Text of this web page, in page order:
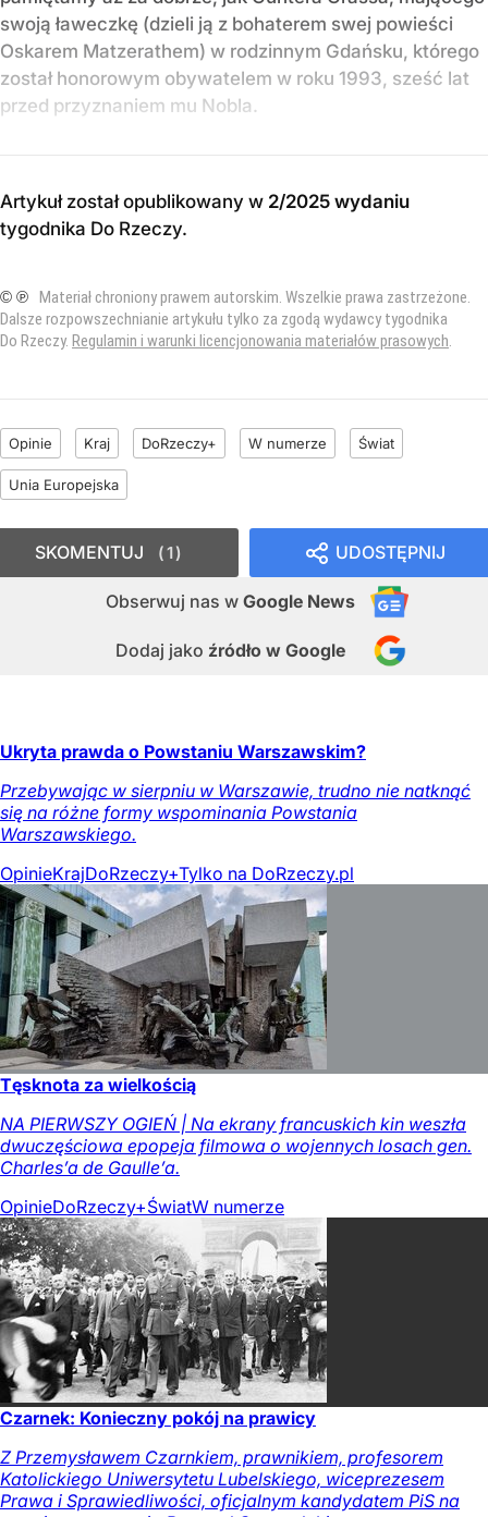
swoją ławeczkę (dzieli ją z bohaterem swej powieści
Oskarem Matzerathem) w rodzinnym Gdańsku, którego
został honorowym obywatelem w roku 1993, sześć lat
przed przyznaniem mu Nobla.
Artykuł został opublikowany w 2/2025 wydaniu
tygodnika Do Rzeczy.
© ℗ Materiał chroniony prawem autorskim. Wszelkie prawa zastrzeżone.
Dalsze rozpowszechnianie artykułu tylko za zgodą wydawcy tygodnika
Do Rzeczy. Regulamin i warunki licencjonowania materiałów prasowych
Opinie Kraj DoRzeczy+ W numerze Świat
Unia Europejska
UDOSTĘPNIJ
Obserwuj nas w Google News
Dodaj jako źródło w Google
SKOMENTUJ 1
Ukryta prawda o Powstaniu Warszawskim?
Przebywając w sierpniu w Warszawie, trudno nie natknąć
się na różne formy wspominania Powstania
Warszawskiego.
OpinieKrajDoRzeczy+Tylko na DoRzeczy.pl
Tęsknota za wielkością
NA PIERWSZY OGIEŃ | Na ekrany francuskich kin weszła
dwuczęściowa epopeja filmowa o wojennych losach gen.
Charles’a de Gaulle’a.
OpinieDoRzeczy+ŚwiatW numerze
Czarnek: Konieczny pokój na prawicy
Z Przemysławem Czarnkiem, prawnikiem, profesorem
Katolickiego Uniwersytetu Lubelskiego, wiceprezesem
Prawa i Sprawiedliwości, oficjalnym kandydatem PiS na